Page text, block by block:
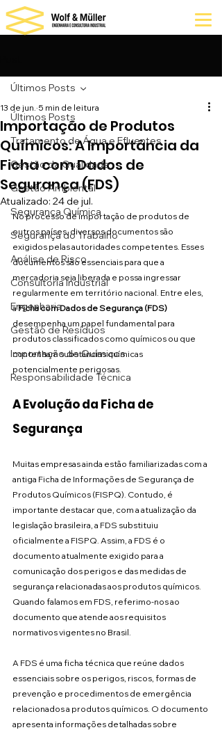
Últimos Posts
Tratamento de Água e Efluentes
Gestão da Qualidade
Gestão Ambiental
Segurança Química
Segurança do Trabalho
Análise de Risco
Consultoria Industrial
Engenharia
Gestão de Resíduos
Importação de Químicos
Responsabilidade Técnica
Últimos Posts
Importação de Produtos
Químicos: A Importância da
Ficha com Dados de
Segurança (FDS)
13 de jun. 5 min de leitura
Atualizado: 24 de jul.
No processo de importação de produtos de
outros países, diversos documentos são
exigidos pelas autoridades competentes. Esses
documentos são essenciais para que a
mercadoria seja liberada e possa ingressar
regularmente em território nacional. Entre eles,
a Ficha com Dados de Segurança (FDS)
desempenha um papel fundamental para
produtos classificados como químicos ou que
contenham substâncias químicas
potencialmente perigosas.
A Evolução da Ficha de
Segurança
Muitas empresas ainda estão familiarizadas com a
antiga Ficha de Informações de Segurança de
Produtos Químicos (FISPQ). Contudo, é
importante destacar que, com a atualização da
legislação brasileira, a FDS substituiu
oficialmente a FISPQ. Assim, a FDS é o
documento atualmente exigido para a
comunicação dos perigos e das medidas de
segurança relacionadas aos produtos químicos.
Quando falamos em FDS, referimo-nos ao
documento que atende aos requisitos
normativos vigentes no Brasil.
A FDS é uma ficha técnica que reúne dados
essenciais sobre os perigos, riscos, formas de
prevenção e procedimentos de emergência
relacionados a produtos químicos. O documento
apresenta informações detalhadas sobre